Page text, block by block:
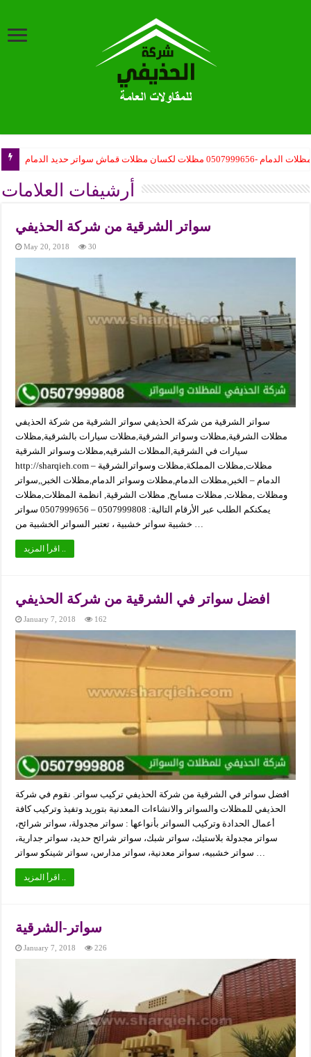
الدمام -0507999656 مظلات لكسان مظلات قماش سواتر حديد الدمام
أرشيفات العلامات
سواتر الشرقية من شركة الحذيفي
May 20, 2018 30
سواتر الشرقية من شركة الحذيفي سواتر الشرقية من شركة الحذيفي
مظلات الشرقية,مظلات وسواتر الشرقية,مظلات سيارات بالشرقية,مظلات
سيارات في الشرقية,المظلات الشرقيه,مظلات وسواتر الشرقية
http://sharqieh.com مظلات,مظلات المملكة,مظلات وسواترالشرقية –
الدمام – الخبر,مظلات الدمام,مظلات وسواتر الدمام,مظلات الخبر,,سواتر
ومظلات ,مظلات, مظلات مسابح, مظلات الشرقية, انظمة المظلات,مظلات
يمكنكم الطلب عبر الأرقام التالية: 0507999808 – 0507999656 سواتر
افضل سواتر في الشرقية من شركة الحذيفي
January 7, 2018 162
افضل سواتر في الشرقية من شركة الحذيفي تركيب سواتر. نقوم في شركة
الحذيفي للمظلات والسواتر والانشاءات المعدنية بتوريد وتفيذ وتركيب كافة
أعمال الحدادة وتركيب السواتر بأنواعها : سواتر مجدولة، سواتر شرائح،
سواتر مجدولة بلاستيك، سواتر شبك، سواتر شرائح حديد، سواتر جدارية،
سواتر-الشرقية
January 7, 2018 226